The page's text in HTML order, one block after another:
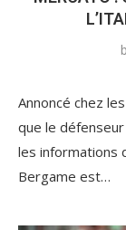
Annoncé chez
que le
les informations
Bergame est…